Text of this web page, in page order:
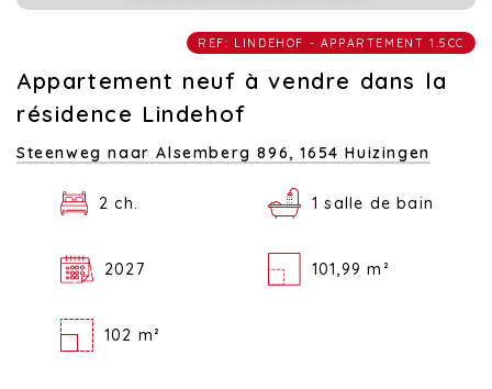
REF: LINDEHOF - APPARTEMENT 1.5CC
Appartement neuf à vendre dans la
résidence Lindehof
Steenweg naar Alsemberg 896,1654 Huizingen
2 ch. 1 salle de bain
2027 101,99 m²
102 m²